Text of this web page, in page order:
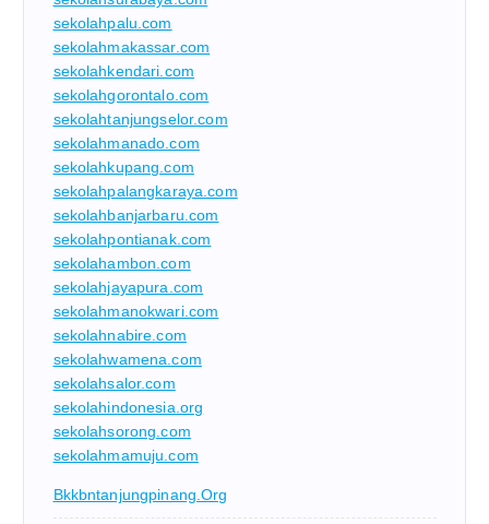
sekolahpalu.com
sekolahmakassar.com
sekolahkendari.com
sekolahgorontalo.com
sekolahtanjungselor.com
sekolahmanado.com
sekolahkupang.com
sekolahpalangkaraya.com
sekolahbanjarbaru.com
sekolahpontianak.com
sekolahambon.com
sekolahjayapura.com
sekolahmanokwari.com
sekolahnabire.com
sekolahwamena.com
sekolahsalor.com
sekolahindonesia.org
sekolahsorong.com
sekolahmamuju.com
Bkkbntanjungpinang.org